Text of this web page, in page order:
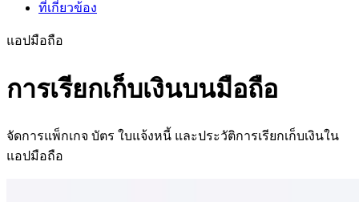
ที่เกี่ยวข้อง
แอปมือถือ
การเรียกเก็บเงินบนมือถือ
จัดการแพ็กเกจ บัตร ใบแจ้งหนี้ และประวัติการเรียกเก็บเงินใน
แอปมือถือ